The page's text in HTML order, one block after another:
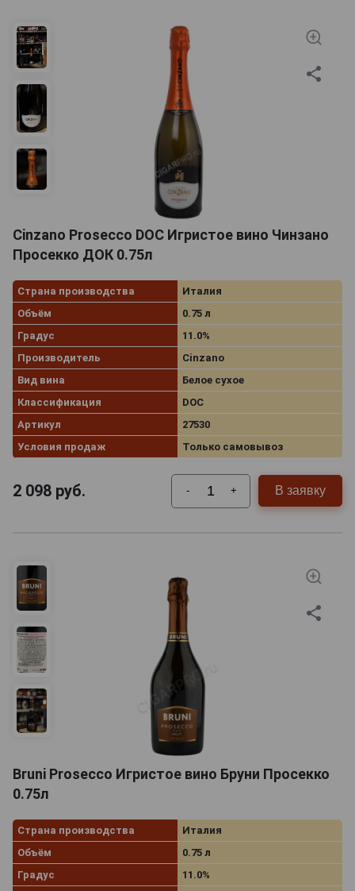
Cinzano Prosecco DOC Игристое вино Чинзано
Просекко ДОК 0.75л
Страна производства
Италия
Объём
0.75 л
Градус
11.0%
Производитель
Cinzano
Вид вина
Белое сухое
Классификация
DOC
Артикул
27530
Условия продаж
Только самовывоз
2 098 руб. - + В заявку
Bruni Prosecco Игристое вино Бруни Просекко
0.75л
Страна производства
Италия
Объём
0.75 л
Градус
11.0%